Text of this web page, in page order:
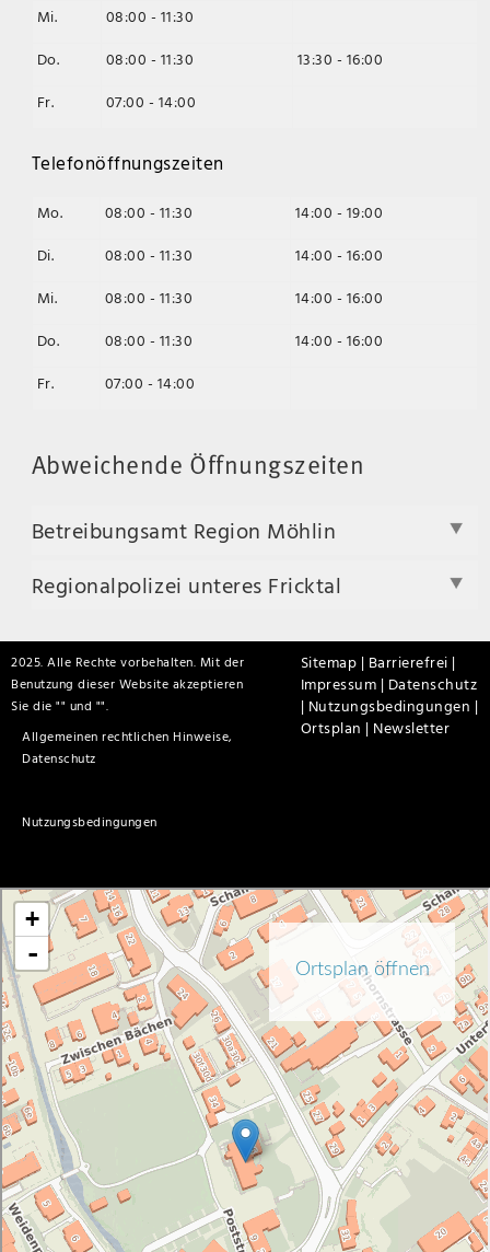
Mi.
08:00 - 11:30
Do.
08:00 - 11:30
13:30 - 16:00
Fr.
07:00 - 14:00
Telefonöffnungszeiten
Mo. 08:00 - 11:30
14:00 - 19:00
Di.
08:00 - 11:30
14:00 - 16:00
Mi.
08:00 - 11:30
14:00 - 16:00
Do.
08:00 - 11:30
14:00 - 16:00
Fr.
07:00 - 14:00
Abweichende Öffnungszeiten
Betreibungsamt Region Möhlin
Regionalpolizei unteres Fricktal
2025. Alle Rechte vorbehalten. Mit der
Benutzung dieser Website akzeptieren
Sie die "
Allgemeinen rechtlichen Hinweise,
Datenschutz
" und "
Nutzungsbedingungen
".
Sitemap | Barrierefrei |
Impressum | Datenschutz
| Nutzungsbedingungen |
Ortsplan | Newsletter